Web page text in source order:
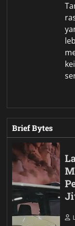
Brief Bytes